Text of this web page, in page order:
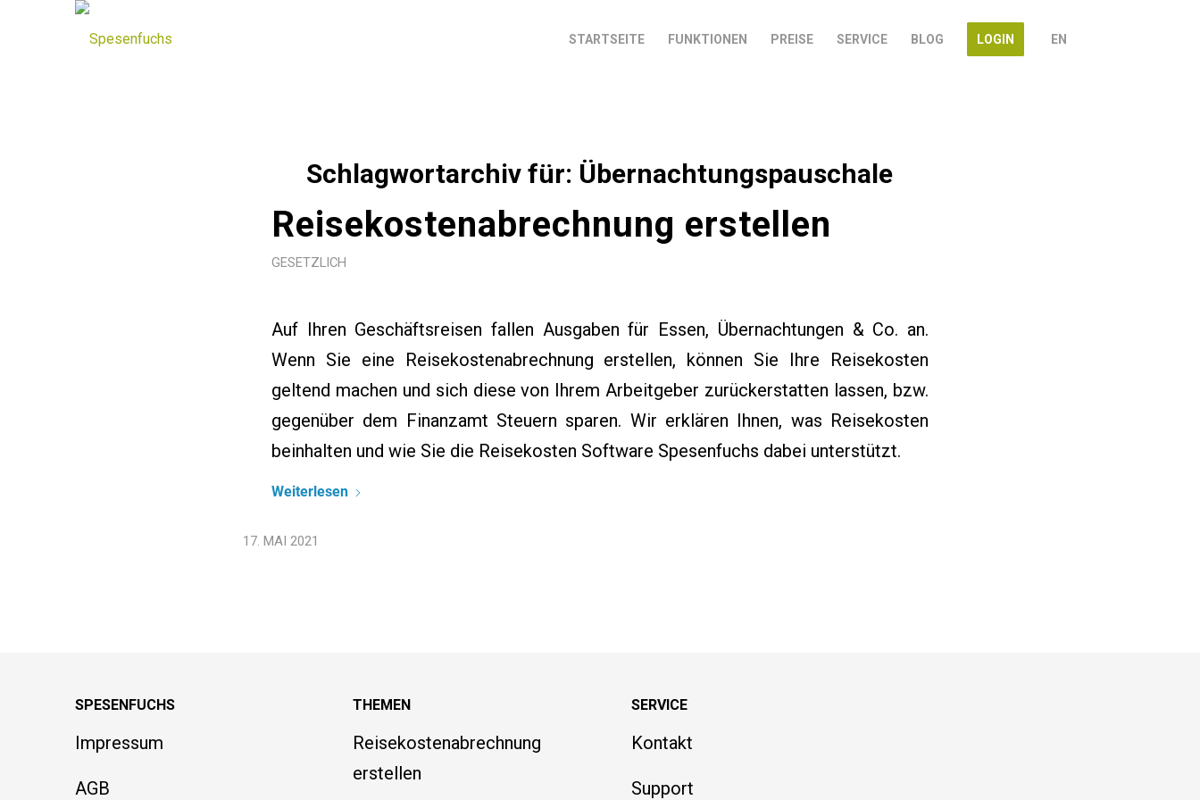
STARTSEITE FUNKTIONEN PREISE SERVICE BLOG LOGIN EN
Schlagwortarchiv für: Übernachtungspauschale
Reisekosten­abrechnung erstellen
GESETZLICH
Auf Ihren Geschäftsreisen fallen Ausgaben für Essen, Übernachtungen & Co. an.
Wenn Sie eine Reisekostenabrechnung erstellen, können Sie Ihre Reisekosten
geltend machen und sich diese von Ihrem Arbeitgeber zurückerstatten lassen, bzw.
gegenüber dem Finanzamt Steuern sparen. Wir erklären Ihnen, was Reisekosten
beinhalten und wie Sie die Reisekosten Software Spesenfuchs dabei unterstützt.
Weiterlesen
17. MAI 2021
SPESENFUCHS
Impressum
AGB
THEMEN
Reisekostenabrechnung
erstellen
SERVICE
Kontakt
Support